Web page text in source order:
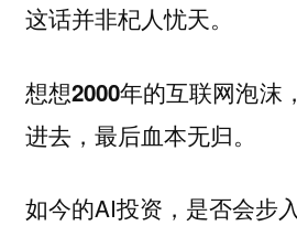
这话并非杞人忧天。
想想2000年的互联网泡沫
进去，最后血本无归。
如今的AI投资，是否会步